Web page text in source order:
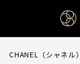
CHANEL（シャネル）